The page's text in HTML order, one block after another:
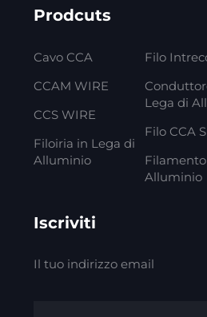
Prodcuts
Cavo CCA
CCAM WIRE
CCS WIRE
Filoiria in Lega di
Alluminio
Filo
Lega di
Filo CCA
Alluminio
Iscriviti
Il tuo indirizzo email